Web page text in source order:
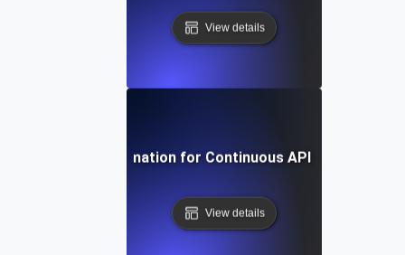
View details
Harnessing Automation for Continuous API SLI/SLO
View details